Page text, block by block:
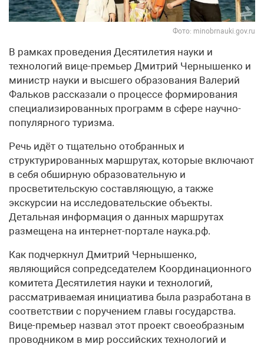
Фото: minobrnauki.gov.ru
В рамках проведения Десятилетия науки и
технологий вице-премьер Дмитрий Чернышенко и
министр науки и высшего образования Валерий
Фальков рассказали о процессе формирования
специализированных программ в сфере научно-
популярного туризма.
Речь идёт о тщательно отобранных и
структурированных маршрутах, которые включают
в себя обширную образовательную и
просветительскую составляющую, а также
экскурсии на исследовательские объекты.
Детальная информация о данных маршрутах
размещена на интернет-портале наука.рф.
Как подчеркнул Дмитрий Чернышенко,
являющийся сопредседателем Координационного
комитета Десятилетия науки и технологий,
рассматриваемая инициатива была разработана в
соответствии с поручением главы государства.
Вице-премьер назвал этот проект своеобразным
проводником в мир российских технологий и